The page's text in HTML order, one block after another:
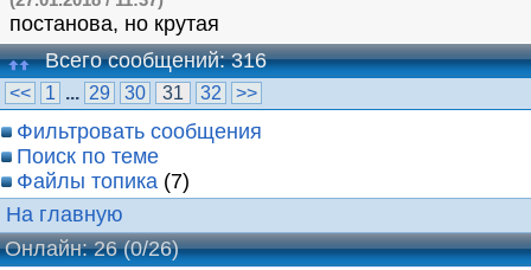
постанова, но крутая
Всего сообщений: 316
<< 1 ... 29 30 31 32 >>
Фильтровать сообщения
Поиск по теме
Файлы топика (7)
На главную
Онлайн: 26(0/26)